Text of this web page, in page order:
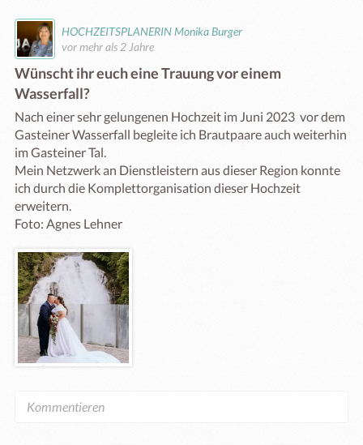
HOCHZEITSPLANERIN Monika Burger
vor mehr als 2 Jahre
Wünscht ihr euch eine Trauung vor einem
Wasserfall?
Nach einer sehr gelungenen Hochzeit im Juni 2023  vor dem
Gasteiner Wasserfall begleite ich Brautpaare auch weiterhin
im Gasteiner Tal.
Mein Netzwerk an Dienstleistern aus dieser Region konnte
ich durch die Komplettorganisation dieser Hochzeit
erweitern.
Foto: Agnes Lehner